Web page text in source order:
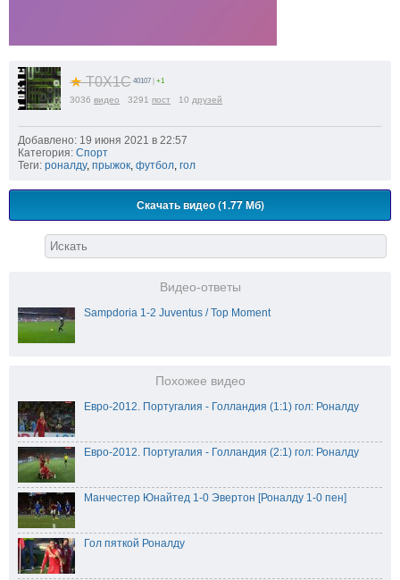
★T0X1C 40107 | +1
3036 видео 3291 пост 10 друзей
Добавлено: 19 июня 2021 в 22:57
Категория: Спорт
Теги: роналду, прыжок футбол гол
Скачать видео (1.77 Мб)
Видео-ответы
Sampdoria 1-2 Juventus / Top Moment
Похожее видео
Евро-2012. Португалия - Голландия (1:1) гол: Роналду
Евро-2012. Португалия - Голландия (2:1) гол: Роналду
Манчестер Юнайтед 1-0 Эвертон [Роналду 1-0 пен]
Гол пяткой Роналду